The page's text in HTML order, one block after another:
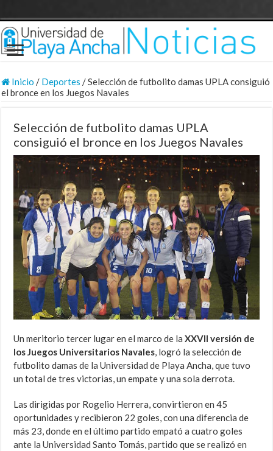
Inicio / Deportes /Selección de futbolito damas UPLA consiguió
el bronce en los Juegos Navales
Selección de futbolito damas UPLA
consiguió el bronce en los Juegos Navales
Un meritorio tercer lugar en el marco de laXXVII versión de
los Juegos Universitarios Navales, logró la selección de
futbolito damas de la Universidad de Playa Ancha, que tuvo
un total de tres victorias, un empate y una sola derrota.
Las dirigidas por Rogelio Herrera, convirtieron en 45
oportunidades y recibieron 22 goles, con una diferencia de
más 23, donde en el último partido empató a cuatro goles
ante la Universidad Santo Tomás, partido que se realizó en